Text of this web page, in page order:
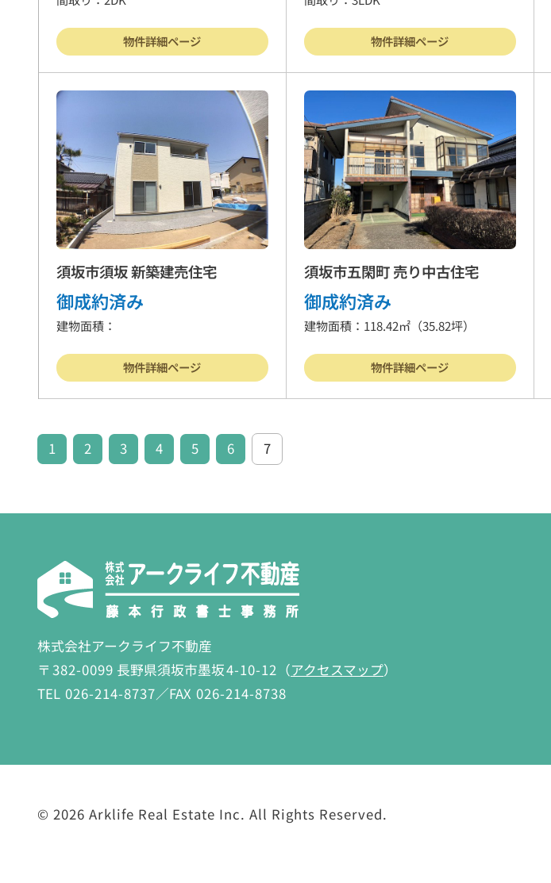
物件詳細ページ 物件詳細ページ
須坂市須坂 新築建売住宅
御成約済み
建物面積：
物件詳細ページ
須坂市五閑町 売り中古住宅
御成約済み
建物面積：118.42㎡（35.82坪）
物件詳細ページ
1 2 3 4 5 6 7
株式会社アークライフ不動産
〒 382-0099 長野県須坂市墨坂4-10-12 （アクセスマップ）
TEL 026-214-8737／FAX 026-214-8738
© 2026 Arklife Real Estate Inc. All Rights Reserved.